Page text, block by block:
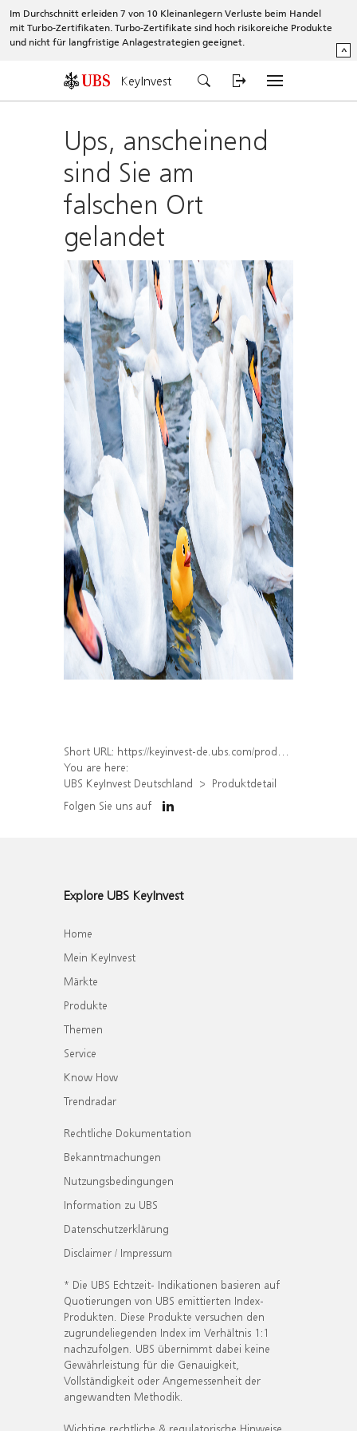
Im Durchschnitt erleiden 7 von 10 Kleinanlegern Verluste beim Handel
mit Turbo-Zertifikaten. Turbo-Zertifikate sind hoch risikoreiche Produkte
und nicht für langfristige Anlagestrategien geeignet.
^
KeyInvest
Ups, anscheinend
sind Sie am
falschen Ort
gelandet
Short URL: https://keyinvest-de.ubs.com/produkt/detail/index/isin/DE000WA475A7
You are here:
UBS KeyInvest Deutschland
Produktdetail
Folgen Sie uns auf
Explore UBS KeyInvest
Home
Mein KeyInvest
Märkte
Produkte
Themen
Service
Know How
Trendradar
Rechtliche Dokumentation
Bekanntmachungen
Nutzungsbedingungen
Information zu UBS
Datenschutzerklärung
Disclaimer / Impressum
* Die UBS Echtzeit- Indikationen basieren auf
Quotierungen von UBS emittierten Index-
Produkten. Diese Produkte versuchen den
zugrundeliegenden Index im Verhältnis 1:1
nachzufolgen. UBS übernimmt dabei keine
Gewährleistung für die Genauigkeit,
Vollständigkeit oder Angemessenheit der
angewandten Methodik.